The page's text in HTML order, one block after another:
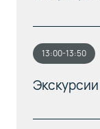
13:00-13:50